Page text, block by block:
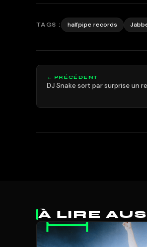
TAGS : halfpipe records
← PRÉCÉDENT
DJ Snake sort par surprise un
À LIRE